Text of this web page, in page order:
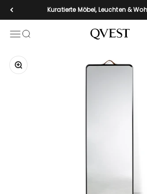
Zum Inhalt springenKuratierte Möbel, Leuchten &
Navigationsmenü öffnen
Suche öffnen qvest-de
Bild vergrößern